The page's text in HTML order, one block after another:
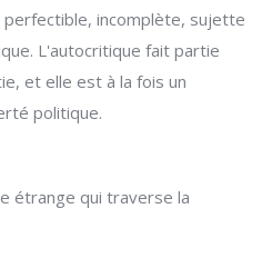
incomplète, sujette
L'autocritique fait partie
et elle est à la fois un
politique.
étrange qui traverse la